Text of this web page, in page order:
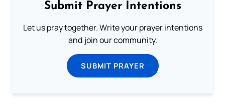
Submit Prayer Intentions
Let us pray together. Write your prayer intentions
and join our community.
SUBMIT PRAYER